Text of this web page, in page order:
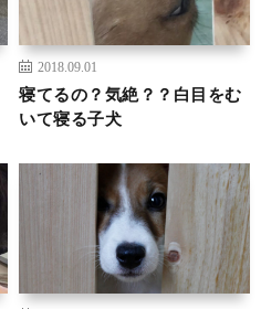
2018.09.01
寝てるの？気絶？？白目をむ
いて寝る子犬